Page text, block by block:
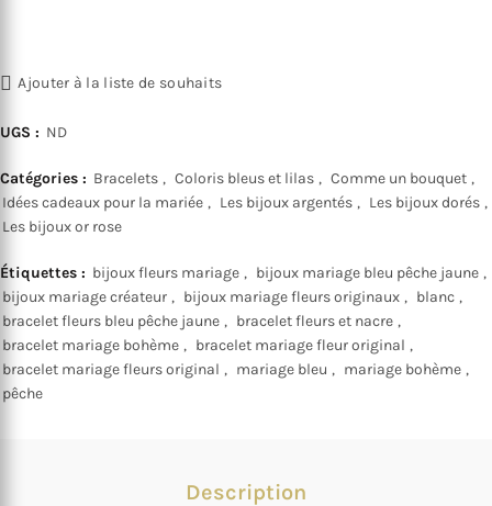
Ajouter à la liste de souhaits
UGS : ND
Catégories : Bracelets , Coloris bleus et lilas , Comme un bouquet ,
Idées cadeaux pour la mariée , Les bijoux argentés , Les bijoux dorés ,
Les bijoux or rose
Étiquettes : bijoux fleurs mariage , bijoux mariage bleu pêche jaune ,
bijoux mariage créateur , bijoux mariage fleurs originaux , blanc ,
bracelet fleurs bleu pêche jaune , bracelet fleurs et nacre ,
bracelet mariage bohème , bracelet mariage fleur original ,
bracelet mariage fleurs original , mariage bleu , mariage bohème ,
pêche
Description